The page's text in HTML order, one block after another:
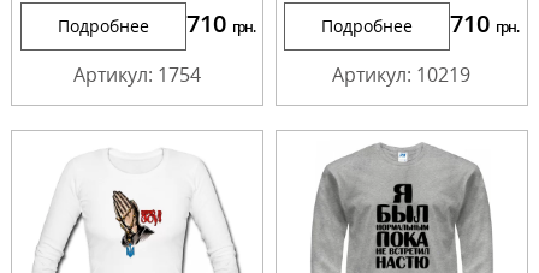
Подробнее 710 грн.
Артикул: 1754
Подробнее 710 грн.
Артикул: 10219